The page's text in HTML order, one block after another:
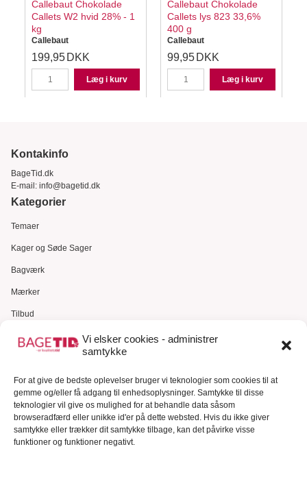
Vi elsker cookies - administrer
samtykke
For at give de bedste oplevelser bruger vi teknologier som cookies til at
gemme og/eller få adgang til enhedsoplysninger. Samtykke til disse
teknologier vil give os mulighed for at behandle data såsom
browseradfærd eller unikke id'er på dette websted. Hvis du ikke giver
samtykke eller trækker dit samtykke tilbage, kan det påvirke visse
funktioner og funktioner negativt.
Callebaut Chokolade
Callets W2 hvid 28% - 1
kg
Callebaut
199,95 DKK
Læg i kurv
Callebaut Chokolade
Callets lys 823 33,6%
400 g
Callebaut
99,95 DKK
Læg i kurv
Kontakinfo
BageTid.dk
E-mail: info@bagetid.dk
Kategorier
Temaer
Kager og Søde Sager
Bagværk
Mærker
Tilbud
Gavekort
Kundeservice
Kundeservice
FAQ – Ofte stillede spørgsmål
Om Bagetid.dk
Se Fødevarestyrelsens smiley-rapporter